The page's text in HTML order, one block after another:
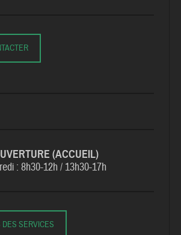
(ACCUEIL)
:8h30-12h / 13h30-17h
DES SERVICES